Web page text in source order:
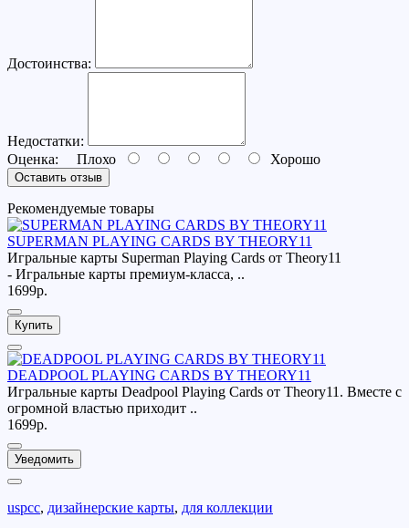
Достоинства:
Недостатки:
Оценка: Плохо Хорошо
Оставить отзыв
Рекомендуемые товары
SUPERMAN PLAYING CARDS BY THEORY11
Игральные карты Superman Playing Cards от Theory11
- Игральные карты премиум-класса, ..
1699р.
Купить
DEADPOOL PLAYING CARDS BY THEORY11
Игральные карты Deadpool Playing Cards от Theory11. Вместе с
огромной властью приходит ..
1699р.
Уведомить
uspcc, дизайнерские карты, для коллекции